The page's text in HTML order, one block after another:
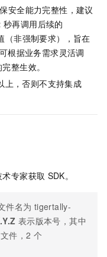
安全能力完整性，建议
秒再调用后续的
（非强制要求），旨在
根据业务需求灵活调
整生效。
上，否则不支持集成
术专家获取 SDK。
件名为 tigertally-
表示版本号，其中
文件，2 个